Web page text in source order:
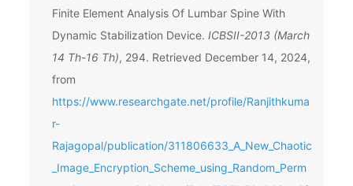
Finite Element Analysis Of Lumbar Spine With
Dynamic Stabilization Device. ICBSII-2013 (March
14 Th-16 Th), 294. Retrieved December 14, 2024,
from
https://www.researchgate.net/profile/Ranjithkuma
r-
Rajagopal/publication/311806633_A_New_Chaotic
_Image_Encryption_Scheme_using_Random_Perm